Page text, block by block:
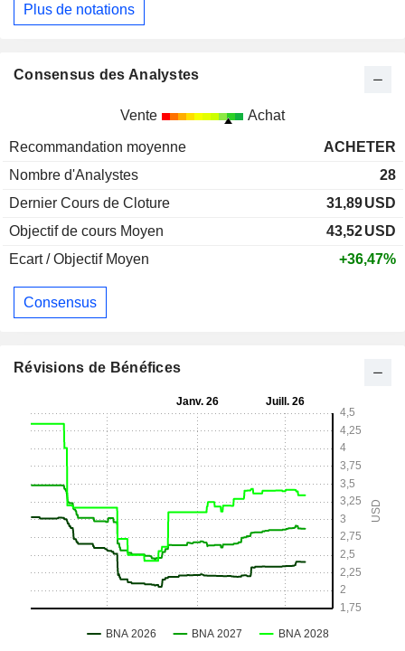
Plus de notations
Consensus des Analystes
Vente Achat
Recommandation moyenne
ACHETER
Nombre d'Analystes
28
Dernier Cours de Cloture
31,89USD
Objectif de cours Moyen
43,52USD
Ecart / Objectif Moyen
+36,47%
Consensus
Révisions de Bénéfices